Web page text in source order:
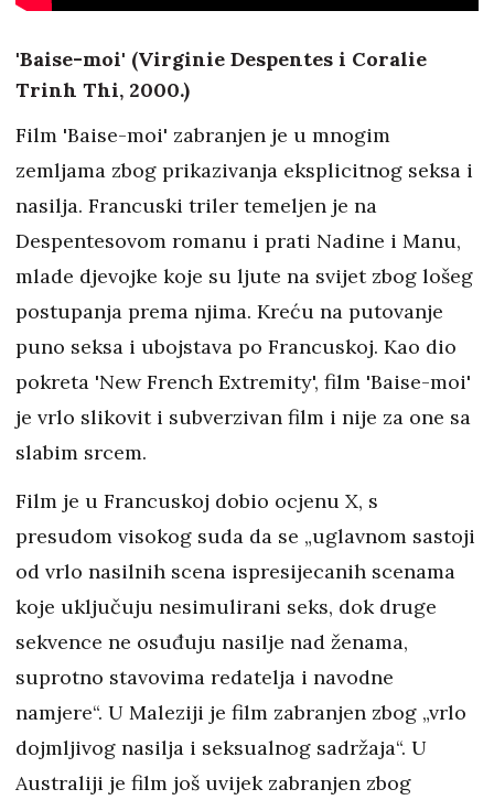
'Baise-moi' (Virginie Despentes i Coralie
Trinh Thi, 2000.)
Film 'Baise-moi' zabranjen je u mnogim
zemljama zbog prikazivanja eksplicitnog seksa i
nasilja. Francuski triler temeljen je na
Despentesovom romanu i prati Nadine i Manu,
mlade djevojke koje su ljute na svijet zbog lošeg
postupanja prema njima. Kreću na putovanje
puno seksa i ubojstava po Francuskoj. Kao dio
pokreta 'New French Extremity', film 'Baise-moi'
je vrlo slikovit i subverzivan film i nije za one sa
slabim srcem.
Film je u Francuskoj dobio ocjenu X, s
presudom visokog suda da se „uglavnom sastoji
od vrlo nasilnih scena ispresijecanih scenama
koje uključuju nesimulirani seks, dok druge
sekvence ne osuđuju nasilje nad ženama,
suprotno stavovima redatelja i navodne
namjere“. U Maleziji je film zabranjen zbog „vrlo
dojmljivog nasilja i seksualnog sadržaja“. U
Australiji je film još uvijek zabranjen zbog